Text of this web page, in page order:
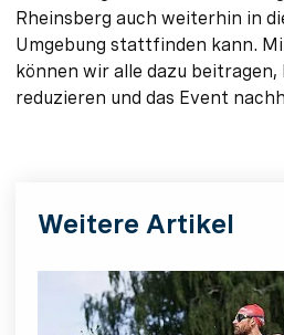
Rheinsberg auch weiterhin in
Umgebung stattfinden kann.
können wir alle dazu beitragen,
reduzieren und das Event
Weitere Artikel